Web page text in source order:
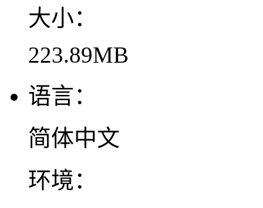
大小：
223.89MB
语言：
简体中文
环境：